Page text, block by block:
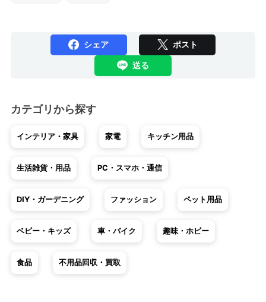
シェア ポスト
送る
カテゴリから探す
インテリア・家具 家電 キッチン用品
生活雑貨・用品 PC・スマホ・通信
DIY・ガーデニング ファッション ペット用品
ベビー・キッズ 車・バイク 趣味・ホビー
食品 不用品回収・買取